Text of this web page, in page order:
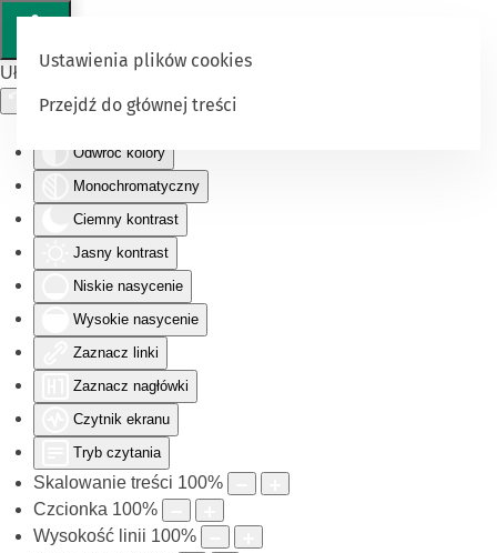
Ułatwienia dostępu
Odwróć kolory
Monochromatyczny
Ciemny kontrast
Jasny kontrast
Niskie nasycenie
Wysokie nasycenie
Zaznacz linki
Zaznacz nagłówki
Czytnik ekranu
Tryb czytania
Skalowanie treści 100%
Czcionka 100%
Wysokość linii 100%
Ustawienia plików cookies
Przejdź do głównej treści